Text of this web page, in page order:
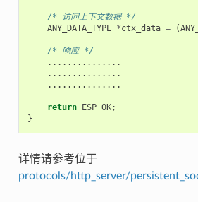
/* 访问上下文数据 */
ANY_DATA_TYPE *ctx_data = (
/* 响应 */
...............
...............
...............
return ESP_OK;
}
详情请参考位于
protocols/http_server/